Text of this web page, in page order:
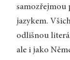
samozřejmou
jazykem.
odlišnou
ale i jako